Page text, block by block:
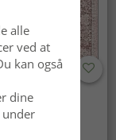
- Gombalia
alle
ved at
kan også
dine